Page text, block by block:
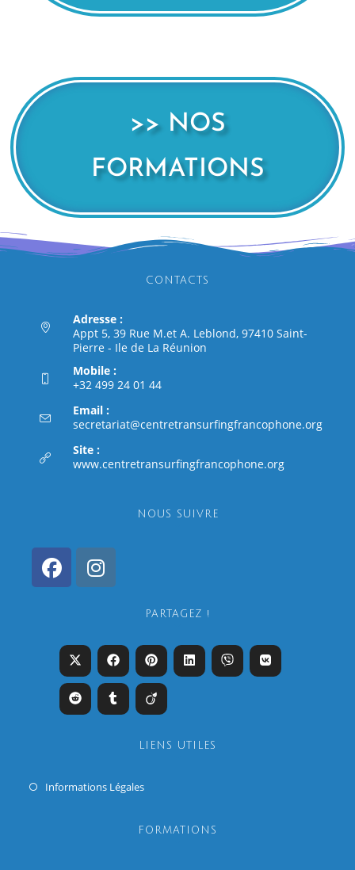
>> NOS
FORMATIONS
CONTACTS
Adresse :
Appt 5, 39 Rue M.et A. Leblond, 97410 Saint-
Pierre - Ile de La Réunion
Mobile :
+32 499 24 01 44
Email :
secretariat@centretransurfingfrancophone.org
Site :
www.centretransurfingfrancophone.org
NOUS SUIVRE
PARTAGEZ !
LIENS UTILES
Informations Légales
FORMATIONS